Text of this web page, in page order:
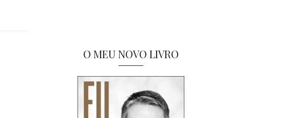
O MEU NOVO LIVRO